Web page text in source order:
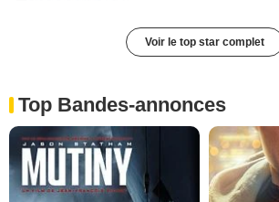
Voir le top star complet
Top Bandes-annonces